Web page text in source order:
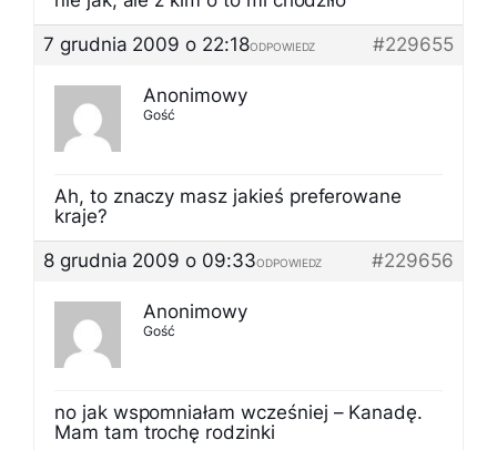
7 grudnia 2009 o 22:18
#229655
ODPOWIEDZ
Anonimowy
Gość
Ah, to znaczy masz jakieś preferowane
kraje?
8 grudnia 2009 o 09:33
#229656
ODPOWIEDZ
Anonimowy
Gość
no jak wspomniałam wcześniej – Kanadę.
Mam tam trochę rodzinki